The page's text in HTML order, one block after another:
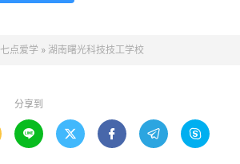
七点爱学 » 湖南曙光科技技工学校
分享到
    